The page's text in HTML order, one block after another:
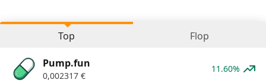
Top Flop
Pump.fun
0,002317 €
11.60%